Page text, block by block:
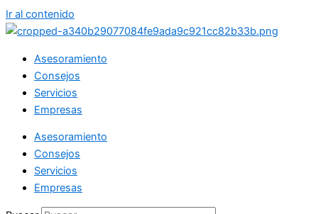
Ir al contenido
Asesoramiento
Consejos
Servicios
Empresas
Asesoramiento
Consejos
Servicios
Empresas